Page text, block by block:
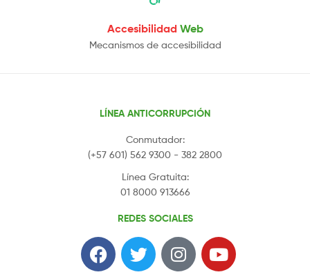
Accesibilidad Web
Mecanismos de accesibilidad
LÍNEA ANTICORRUPCIÓN
Conmutador:
(+57 601) 562 9300 - 382 2800
Línea Gratuita:
01 8000 913666
REDES SOCIALES